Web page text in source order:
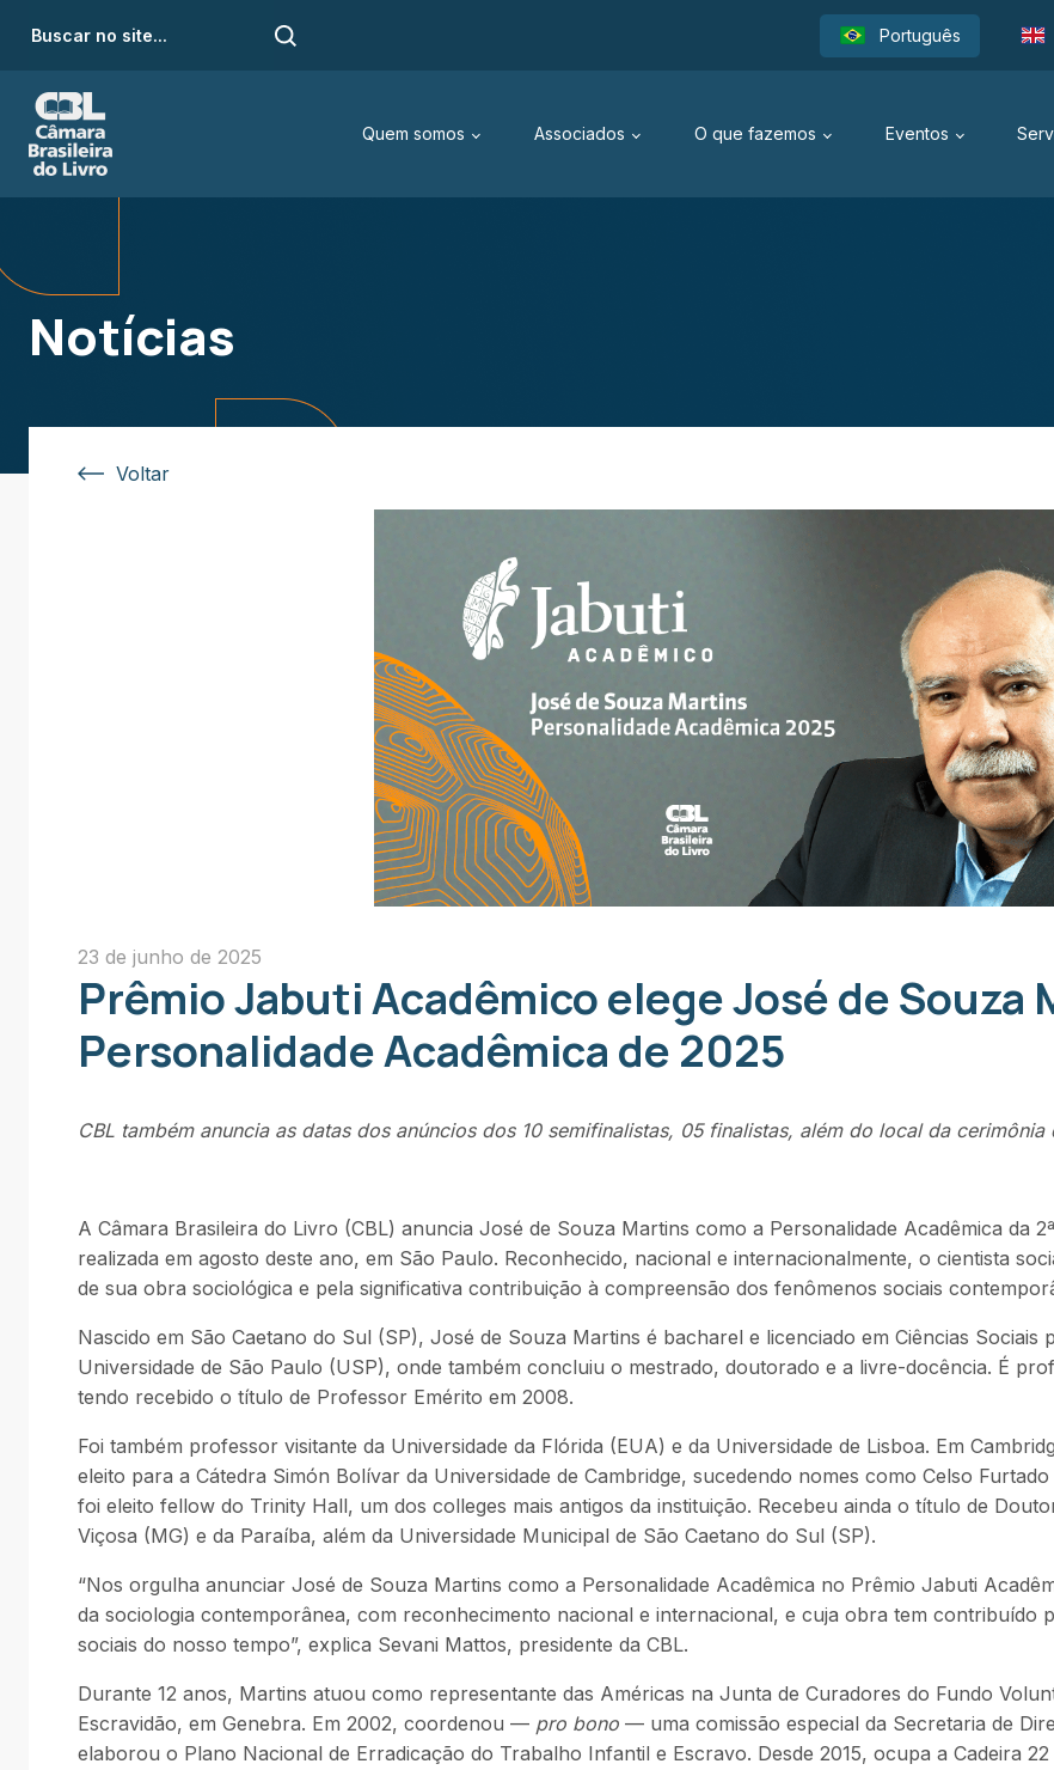
Português
Quem somos Associados O que fazemos Eventos
Notícias
Voltar
23 de junho de 2025
Prêmio Jabuti Acadêmico elege José de Souza
Personalidade Acadêmica de 2025
CBL também anuncia as datas dos anúncios dos 10 semifinalistas, 05 finalistas, além do local da cerimônia
A Câmara Brasileira do Livro (CBL) anuncia José de Souza Martins como a Personalidade Acadêmica da
realizada em agosto deste ano, em São Paulo. Reconhecido, nacional e internacionalmente, o cientista
de sua obra sociológica e pela significativa contribuição à compreensão dos fenômenos sociais
Nascido em São Caetano do Sul (SP), José de Souza Martins é bacharel e licenciado em Ciências Sociais
Universidade de São Paulo (USP), onde também concluiu o mestrado, doutorado e a livre-docência. É
tendo recebido o título de Professor Emérito em 2008.
Foi também professor visitante da Universidade da Flórida (EUA) e da Universidade de Lisboa. Em
eleito para a Cátedra Simón Bolívar da Universidade de Cambridge, sucedendo nomes como Celso
foi eleito fellow do Trinity Hall, um dos colleges mais antigos da instituição. Recebeu ainda o título de
Viçosa (MG) e da Paraíba, além da Universidade Municipal de São Caetano do Sul (SP).
“Nos orgulha anunciar José de Souza Martins como a Personalidade Acadêmica no Prêmio Jabuti
da sociologia contemporânea, com reconhecimento nacional e internacional, e cuja obra tem contribuído
sociais do nosso tempo”, explica Sevani Mattos, presidente da CBL.
Durante 12 anos, Martins atuou como representante das Américas na Junta de Curadores do Fundo
Escravidão, em Genebra. Em 2002, coordenou — pro bono — uma comissão especial da Secretaria de
elaborou o Plano Nacional de Erradicação do Trabalho Infantil e Escravo. Desde 2015, ocupa a Cadeira